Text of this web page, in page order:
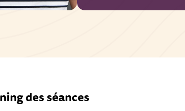
des séances